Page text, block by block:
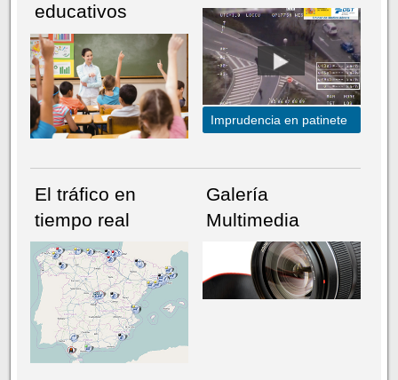
NÚMERO ACTUALHEMEROTECA
educativos
Imprudencia en patinete
El tráfico en
tiempo real
Galería
Multimedia